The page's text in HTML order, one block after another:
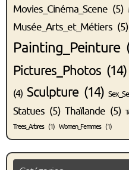
Movies_Cinéma_Scene (5)
Musée_Arts_et_Métiers (5)
Painting_Peinture
Pictures_Photos (14)
(4) Sculpture(14)
Statues (5) Thaïlande (5)
Trees_Arbres(1) Women_Femmes(1)